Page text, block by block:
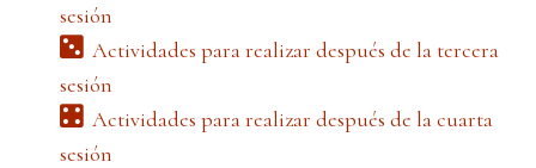
sesión
Actividades para realizar después de la tercera
sesión
Actividades para realizar después de la cuarta
sesión